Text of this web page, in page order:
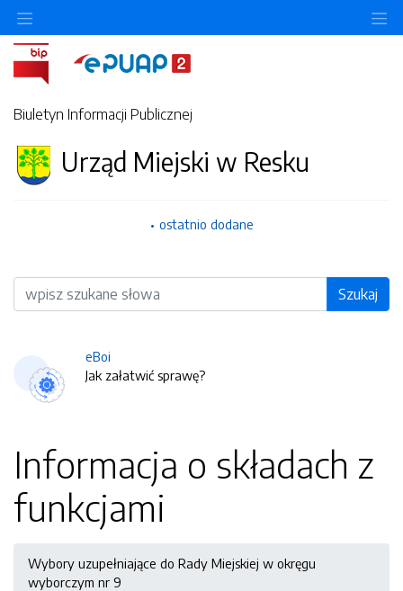
Biuletyn Informacji Publicznej
Urząd Miejski w Resku
ostatnio dodane
Wyszukiwarka Szukaj
eBoi
Jak załatwić sprawę?
Informacja o składach z
funkcjami
Wybory uzupełniające do Rady Miejskiej w okręgu
wyborczym nr 9